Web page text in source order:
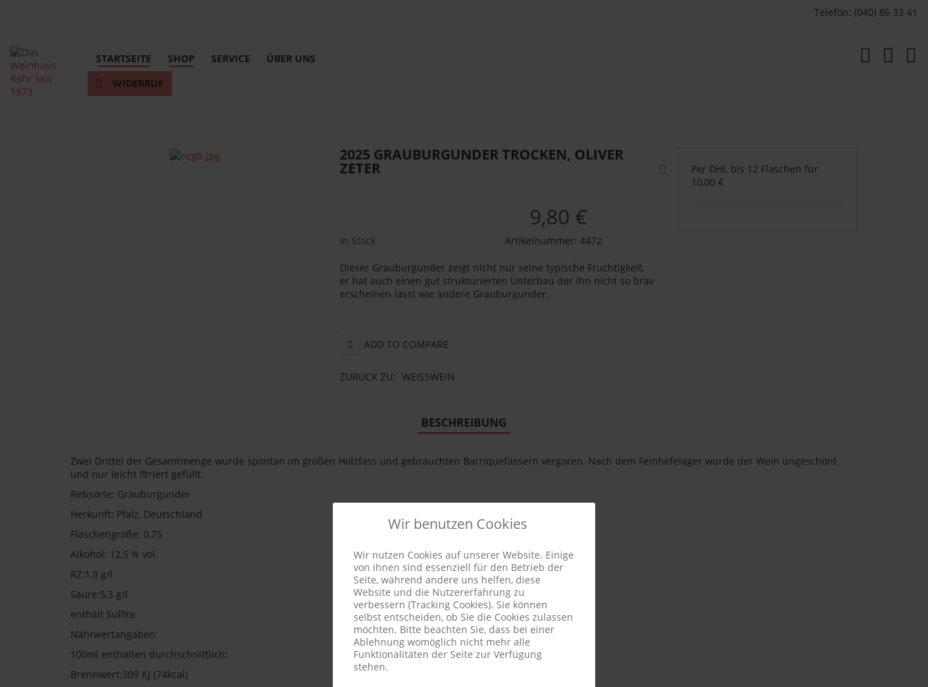
Telefon: (040) 86 33 41
STARTSEITE SHOP SERVICE
ÜBER UNS
WIDERRUF
2025 GRAUBURGUNDER TROCKEN, OLIVER
ZETER
9,80 €
In Stock Artikelnummer: 4472
Dieser Grauburgunder zeigt nicht nur seine typische Fruchtigkeit,
er hat auch einen gut strukturierten Unterbau der ihn nicht so brav
erscheinen lässt wie andere Grauburgunder.
ADD TO COMPARE
ZURÜCK ZU: WEISSWEIN
Per DHL bis 12 Flaschen für
10,00 €
BESCHREIBUNG
Zwei Drittel der Gesamtmenge wurde spontan im großen Holzfass und gebrauchten Barriquefässern vergoren. Nach dem Feinhefelager wurde der Wein ungeschönt
und nur leicht fltriert gefüllt.
Rebsorte: Grauburgunder
Herkunft: Pfalz, Deutschland
Flaschengröße: 0,75
Alkohol: 12,5 % vol.
RZ:1,9 g/l
Säure:5,3 g/l
enthält Sulfite
Nährwertangaben:
100ml enthalten durchschnittlich:
Brennwert:309 KJ (74kcal)
Wir benutzen Cookies
Wir nutzen Cookies auf unserer Website. Einige
von ihnen sind essenziell für den Betrieb der
Seite, während andere uns helfen, diese
Website und die Nutzererfahrung zu
verbessern (Tracking Cookies). Sie können
selbst entscheiden, ob Sie die Cookies zulassen
möchten. Bitte beachten Sie, dass bei einer
Ablehnung womöglich nicht mehr alle
Funktionalitäten der Seite zur Verfügung
stehen.